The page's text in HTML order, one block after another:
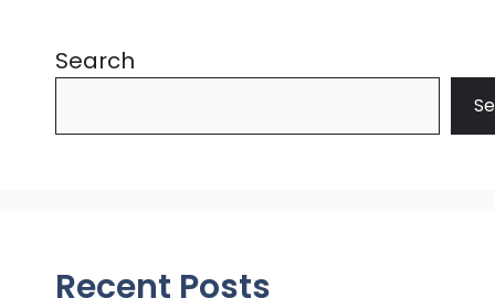
Search
Recent Posts